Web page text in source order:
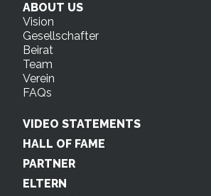
ABOUT US
Vision
Gesellschafter
Beirat
Team
Verein
FAQs
VIDEO STATEMENTS
HALL OF FAME
PARTNER
ELTERN